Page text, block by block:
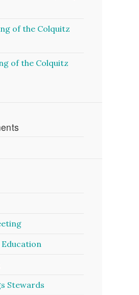
of the Colquitz
of the Colquitz
Stewards